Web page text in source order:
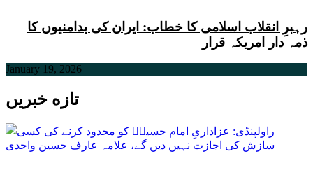
رہبرِ انقلاب اسلامی کا خطاب: ایران کی بدامنیوں کا
ذمہ دار امریکہ قرار
January 19, 2026
تازه خبریں